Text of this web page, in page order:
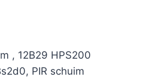
, 12B29 HPS200
PIR schuim